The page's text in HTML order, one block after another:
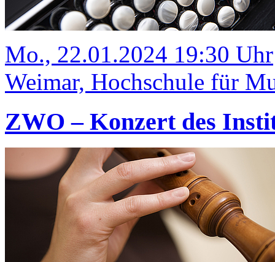
Mo., 22.01.2024 19:30 Uhr
Weimar, Hochschule für
ZWO – Konzert des